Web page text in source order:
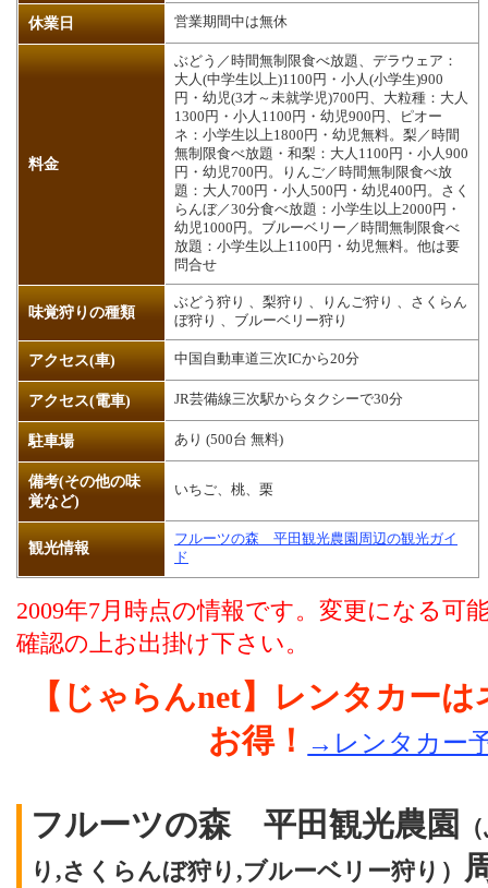
休業日 営業期間中は無休
料金
ぶどう／時間無制限食べ放題、デラウェア：
大人(中学生以上)1100円・小人(小学生)900
円・幼児(3才～未就学児)700円、大粒種：大人
1300円・小人1100円・幼児900円、ピオー
ネ：小学生以上1800円・幼児無料。梨／時間
無制限食べ放題・和梨：大人1100円・小人900
円・幼児700円。りんご／時間無制限食べ放
題：大人700円・小人500円・幼児400円。さく
らんぼ／30分食べ放題：小学生以上2000円・
幼児1000円。ブルーベリー／時間無制限食べ
放題：小学生以上1100円・幼児無料。他は要
問合せ
味覚狩りの種類
ぶどう狩り 、梨狩り 、りんご狩り 、さくらん
ぼ狩り 、ブルーベリー狩り
アクセス(車) 中国自動車道三次ICから20分
アクセス(電車) JR芸備線三次駅からタクシーで30分
駐車場 あり (500台 無料)
備考(その他の味
覚など)
いちご、桃、栗
観光情報
フルーツの森 平田観光農園周辺の観光ガイ
ド
2009年7月時点の情報です。変更になる可
確認の上お出掛け下さい。
【じゃらんnet】レンタカー
お得！
→レンタカー
フルーツの森 平田観光農園
り,さくらんぼ狩り,ブルーベリー狩り）